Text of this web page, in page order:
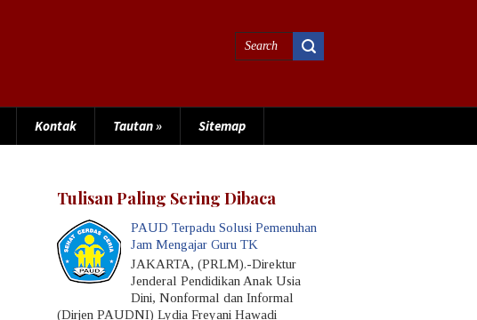
Kontak Tautan» Sitemap
Tulisan Paling Sering Dibaca
PAUD Terpadu Solusi Pemenuhan
Jam Mengajar Guru TK
JAKARTA, (PRLM).-Direktur
Jenderal Pendidikan Anak Usia
Dini, Nonformal dan Informal
(Dirjen PAUDNI) Lydia Freyani Hawadi